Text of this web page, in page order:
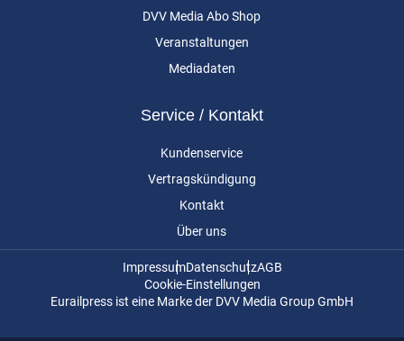
DVV Media Abo Shop
Veranstaltungen
Mediadaten
Service / Kontakt
Kundenservice
Vertragskündigung
Kontakt
Über uns
ImpressumDatenschutzAGB
Cookie-Einstellungen
Eurailpress ist eine Marke der DVV Media Group GmbH